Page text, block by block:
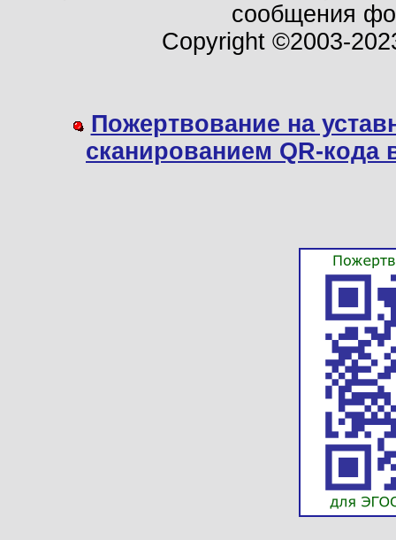
сообщения
Copyright ©2003-
Пожертвование на
сканированием QR-